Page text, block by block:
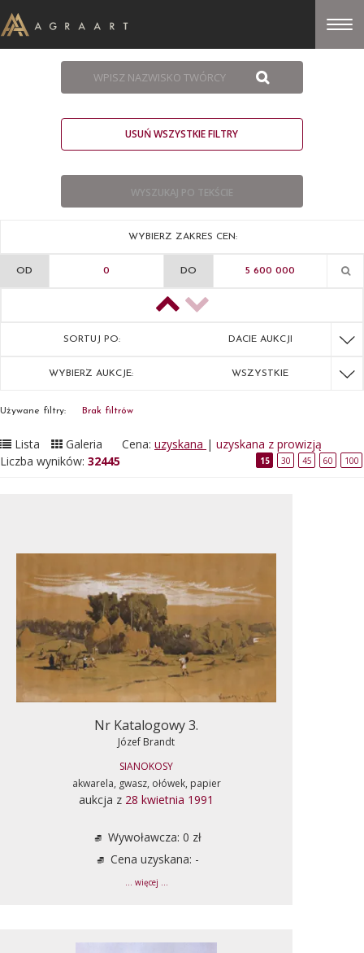
USUŃ WSZYSTKIE FILTRY
WYBIERZ ZAKRES CEN:
OD DO
SORTUJ PO: DACIE AUKCJI
WYBIERZ AUKCJE: WSZYSTKIE
Używane filtry: Brak filtrów
Lista Galeria Cena: uzyskana | uzyskana z prowizją
Liczba wyników: 32445 15 30 45 60 100
Nr Katalogowy 3.
Józef Brandt
SIANOKOSY
akwarela, gwasz, ołówek, papier
aukcja z 28 kwietnia 1991
Wywoławcza: 0 zł
Cena uzyskana: -
... więcej ...